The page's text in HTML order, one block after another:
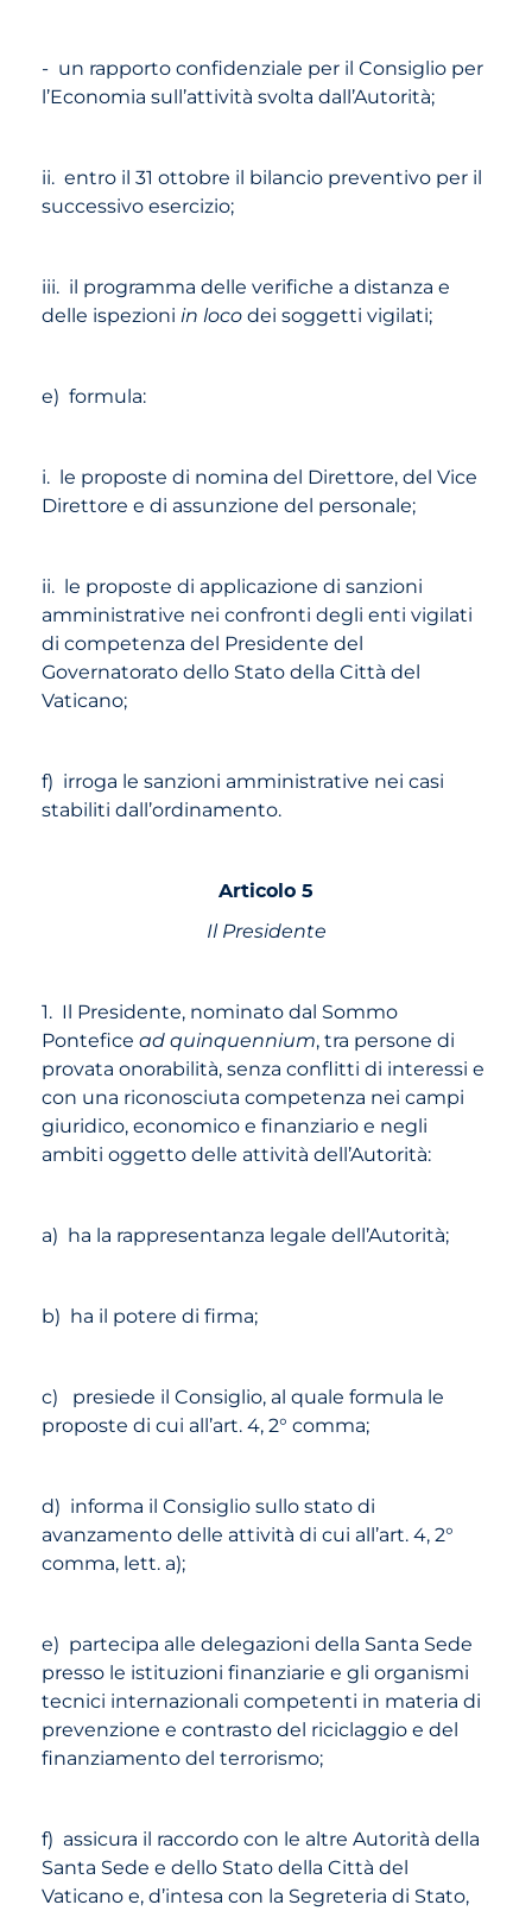
- un rapporto confidenziale per il Consiglio per
l’Economia sull’attività svolta dall’Autorità;
ii. entro il 31 ottobre il bilancio preventivo per il
successivo esercizio;
iii. il programma delle verifiche a distanza e
delle ispezioni in locodei soggetti vigilati;
e) formula:
i. le proposte di nomina del Direttore, del Vice
Direttore e di assunzione del personale;
ii. le proposte di applicazione di sanzioni
amministrative nei confronti degli enti vigilati
di competenza del Presidente del
Governatorato dello Stato della Città del
Vaticano;
f) irroga le sanzioni amministrative nei casi
stabiliti dall’ordinamento.
Articolo 5
Il Presidente
1. Il Presidente, nominato dal Sommo
Pontefice ad quinquennium, tra persone di
provata onorabilità, senza conflitti di interessi e
con una riconosciuta competenza nei campi
giuridico, economico e finanziario e negli
ambiti oggetto delle attività dell’Autorità:
a) ha la rappresentanza legale dell’Autorità;
b) ha il potere di firma;
c) presiede il Consiglio, al quale formula le
proposte di cui all’art. 4, 2° comma;
d) informa il Consiglio sullo stato di
avanzamento delle attività di cui all’art. 4, 2°
comma, lett. a);
e) partecipa alle delegazioni della Santa Sede
presso le istituzioni finanziarie e gli organismi
tecnici internazionali competenti in materia di
prevenzione e contrasto del riciclaggio e del
finanziamento del terrorismo;
f) assicura il raccordo con le altre Autorità della
Santa Sede e dello Stato della Città del
Vaticano e, d’intesa con la Segreteria di Stato,